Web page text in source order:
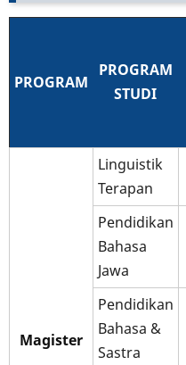
PROGRAM
PROGRAM
STUDI
Magister
Linguistik
Terapan
Pendidikan
Bahasa
Jawa
Pendidikan
Bahasa &
Sastra